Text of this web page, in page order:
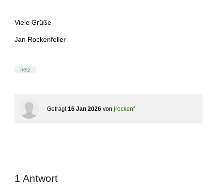
Viele Grüße
Jan Rockenfeller
netz
Gefragt 16 Jan 2026 von jrockenf
1 Antwort